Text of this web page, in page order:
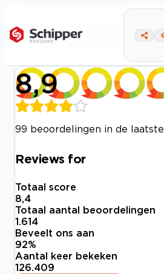
8,9
99 beoordelingen in de laatste
Reviews for
Totaal score
8,4
Totaal aantal beoordelingen
1.614
Beveelt ons aan
92%
Aantal keer bekeken
126.409